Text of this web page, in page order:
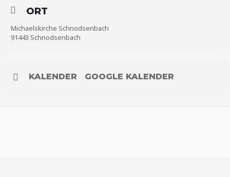
ORT
Michaelskirche Schnodsenbach
91443 Schnodsenbach
KALENDER GOOGLE KALENDER